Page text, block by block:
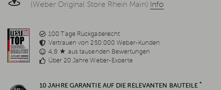
(Weber Original Store Rhein Main) Info
100 Tage Rückgaberecht
Vertrauen von 250.000 Weber-Kunden
4,8 ★ aus tausenden Bewertungen
Über 20 Jahre Weber-Experte
10 JAHRE GARANTIE AUF DIE RELEVANTEN BAUTEILE *